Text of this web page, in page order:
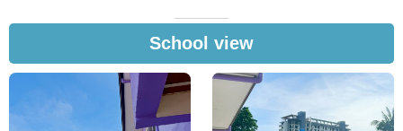
School view